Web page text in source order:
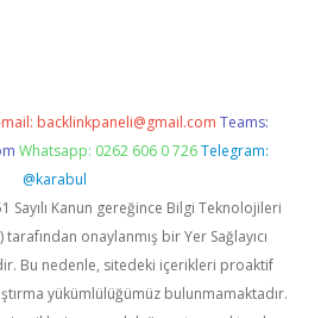
mail: backlinkpaneli@gmail.com Teams:
Whatsapp: 0262 606 0 726 Telegram:
@karabul
Sayılı Kanun gereğince Bilgi Teknolojileri
onaylanmış bir Yer Sağlayıcı
Bu nedenle, sitedeki içerikleri proaktif
yükümlülüğümüz bulunmamaktadır.